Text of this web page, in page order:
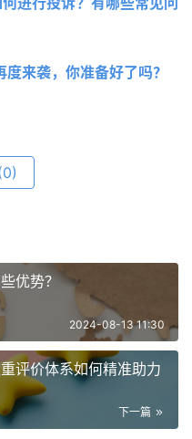
来袭，你准备好了吗？
优势？
2024-08-13 11:30
评价体系如何精准助力
下一篇